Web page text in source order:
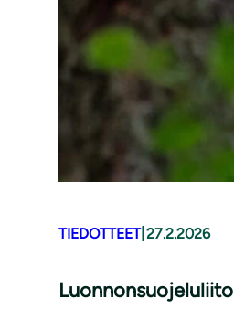
TIEDOTTEET| 27.2.2026